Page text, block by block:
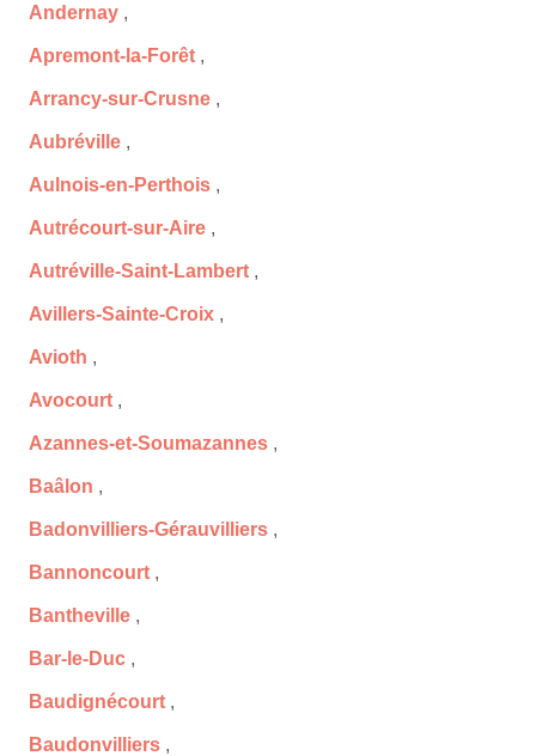
Andernay ,
Apremont-la-Forêt ,
Arrancy-sur-Crusne ,
Aubréville ,
Aulnois-en-Perthois ,
Autrécourt-sur-Aire ,
Autréville-Saint-Lambert ,
Avillers-Sainte-Croix ,
Avioth ,
Avocourt ,
Azannes-et-Soumazannes ,
Baâlon ,
Badonvilliers-Gérauvilliers ,
Bannoncourt ,
Bantheville ,
Bar-le-Duc ,
Baudignécourt ,
Baudonvilliers ,